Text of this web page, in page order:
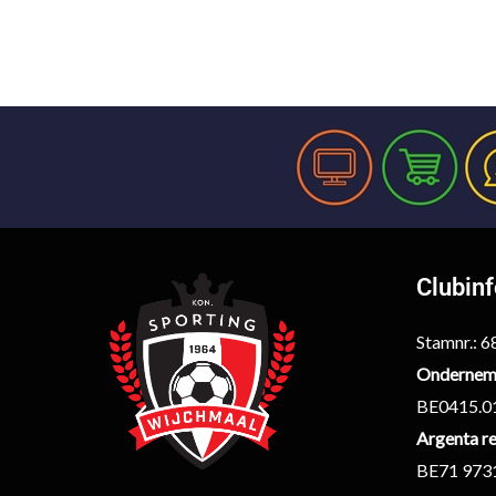
Stamnr.:
Argenta
BE71